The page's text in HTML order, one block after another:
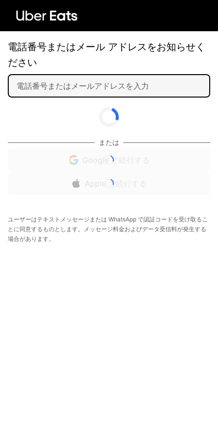
電話番号またはメール アドレスをお知らせく
ださい
または
Google で続行する
Apple で続行する
ユーザーはテキストメッセージまたは WhatsApp で認証コードを受け取るこ
とに同意するものとします。メッセージ料金およびデータ受信料が発生する
場合があります。